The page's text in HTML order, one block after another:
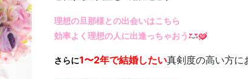
理想の旦那様との出会いはこちら
効率よく理想の人に出逢っちゃおう
さらに1〜2年で結婚したい真剣度の高い方に